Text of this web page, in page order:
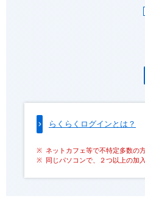
らくらくログインとは？
ネットカフェ等で不特定多数の
同じパソコンで、２つ以上の加